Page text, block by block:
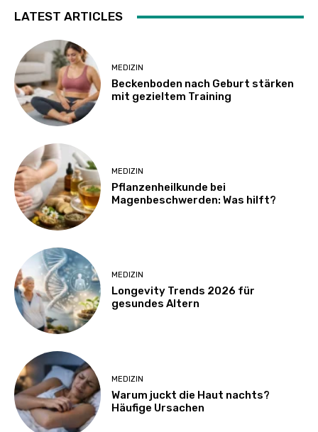
LATEST ARTICLES
MEDIZIN
Beckenboden nach Geburt stärken
mit gezieltem Training
MEDIZIN
Pflanzenheilkunde bei
Magenbeschwerden: Was hilft?
MEDIZIN
Longevity Trends 2026 für
gesundes Altern
MEDIZIN
Warum juckt die Haut nachts?
Häufige Ursachen